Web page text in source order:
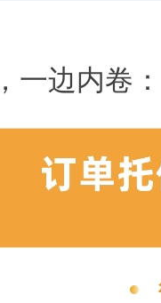
一边内卷